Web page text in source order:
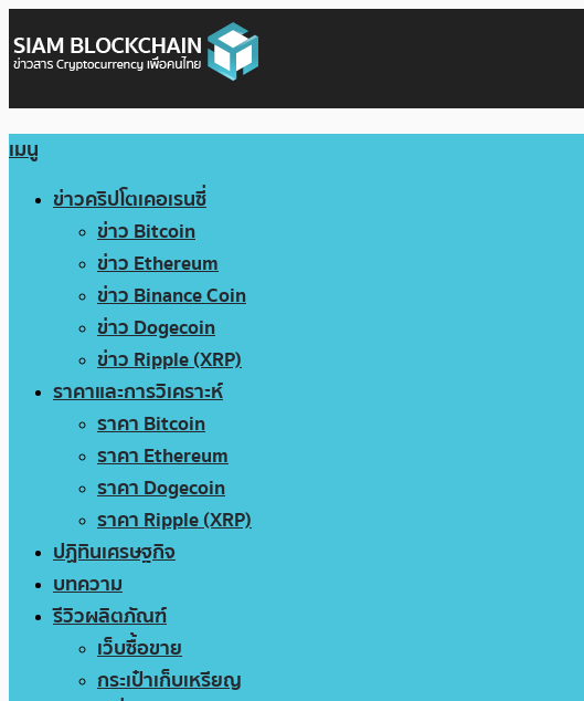
เมนู
ข่าวคริปโตเคอเรนซี่
ข่าว Bitcoin
ข่าว Ethereum
ข่าว Binance Coin
ข่าว Dogecoin
ข่าว Ripple (XRP)
ราคาและการวิเคราะห์
ราคา Bitcoin
ราคา Ethereum
ราคา Dogecoin
ราคา Ripple (XRP)
ปฏิทินเศรษฐกิจ
บทความ
รีวิวผลิตภัณฑ์
เว็บซื้อขาย
กระเป๋าเก็บเหรียญ